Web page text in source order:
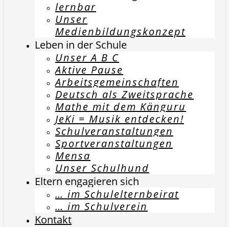
lernbar
Unser
Medienbildungskonzept
Leben in der Schule
Unser A B C
Aktive Pause
Arbeitsgemeinschaften
Deutsch als Zweitsprache
Mathe mit dem Känguru
JeKi = Musik entdecken!
Schulveranstaltungen
Sportveranstaltungen
Mensa
Unser Schulhund
Eltern engagieren sich
… im Schulelternbeirat
… im Schulverein
Kontakt